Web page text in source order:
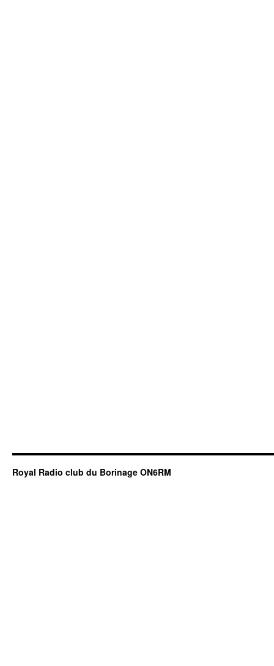
Royal Radio club du Borinage ON6RM